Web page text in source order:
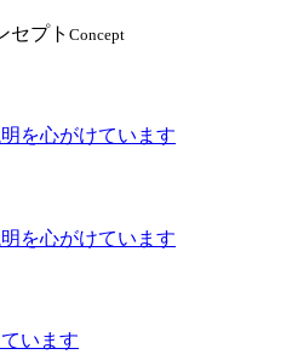
セプト Concept
を心がけています
を心がけています
います